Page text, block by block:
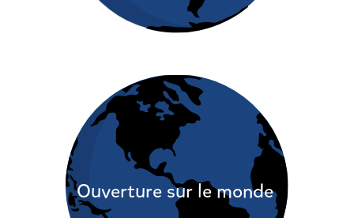
Ouverture sur le monde